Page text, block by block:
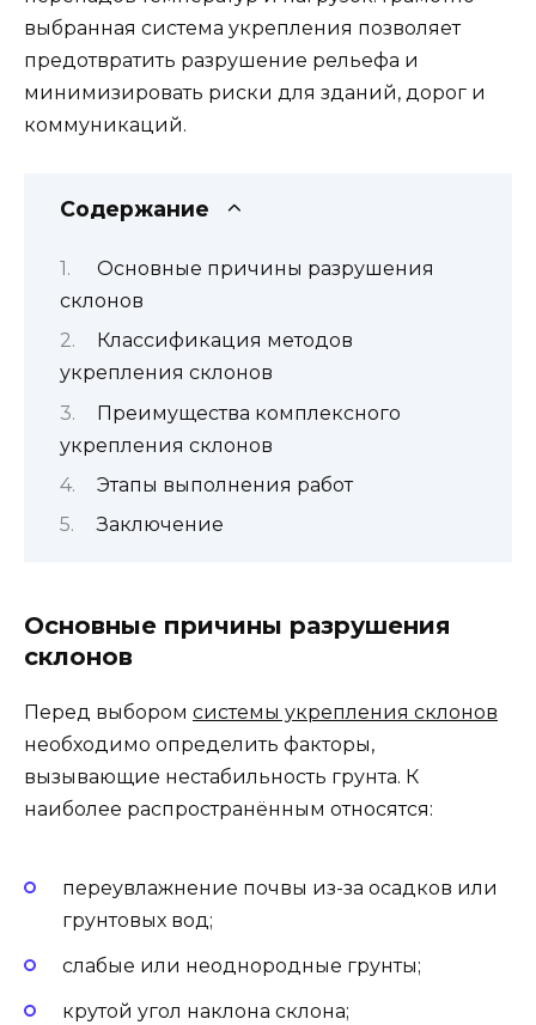
выбранная система укрепления позволяет
предотвратить разрушение рельефа и
минимизировать риски для зданий, дорог и
коммуникаций.
Содержание
Основные причины разрушения
склонов
Классификация методов
укрепления склонов
Преимущества комплексного
укрепления склонов
Этапы выполнения работ
Заключение
Основные причины разрушения
склонов
Перед выбором системы укрепления склонов
необходимо определить факторы,
вызывающие нестабильность грунта. К
наиболее распространённым относятся:
переувлажнение почвы из-за осадков или
грунтовых вод;
слабые или неоднородные грунты;
крутой угол наклона склона;